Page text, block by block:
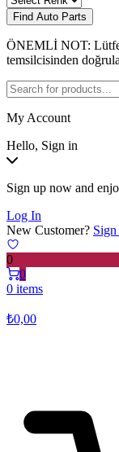
Find Auto Parts
ÖNEMLİ NOT:
temsilcisinden
My Account
Hello, Sign in
Sign up now and
Log In
New Customer?
0
0
0 items
₺0,00